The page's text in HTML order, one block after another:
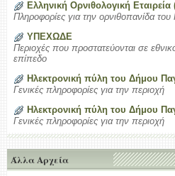
Ελληνική Ορνιθολογική
Πληροφορίες για την ορνιθοπανίδα του
ΥΠΕΧΩΔΕ
Περιοχές που προστατεύονται σε
επίπεδο
Ηλεκτρονική πύλη του Δήμου
Γενικές πληροφορίες για την περιοχή
Ηλεκτρονική πύλη του Δήμου
Γενικές πληροφορίες για την περιοχή
Άλλα Αρχεία